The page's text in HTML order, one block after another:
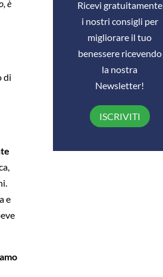
è
di
e
Ricevi gratuitamente
i nostri consigli per
migliorare il tuo
benessere ricevendo
la nostra
Newsletter!
ISCRIVITI